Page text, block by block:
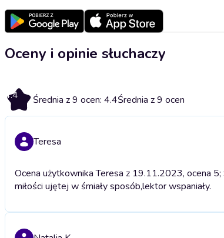
Oceny i opinie słuchaczy
4.4 Średnia z 9 ocen: 4.4Średnia z 9 ocen
Teresa
Ocena użytkownika Teresa z 19.11.2023, ocena
miłości ujętej w śmiały sposób,lektor wspaniały.